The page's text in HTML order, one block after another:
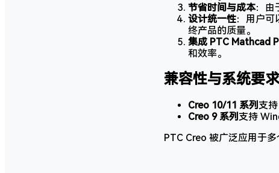
节省时间与成本：由
设计统一性：用户可
终产品的质量。
集成 PTC Mathcad
和效率。
兼容性与系统要求
Creo 10/11 系列支
Creo 9 系列支持
PTC Creo 被广泛应用于